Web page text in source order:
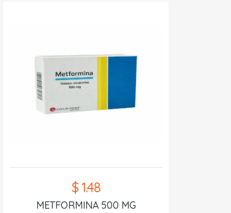
$ 1.48
METFORMINA 500 MG